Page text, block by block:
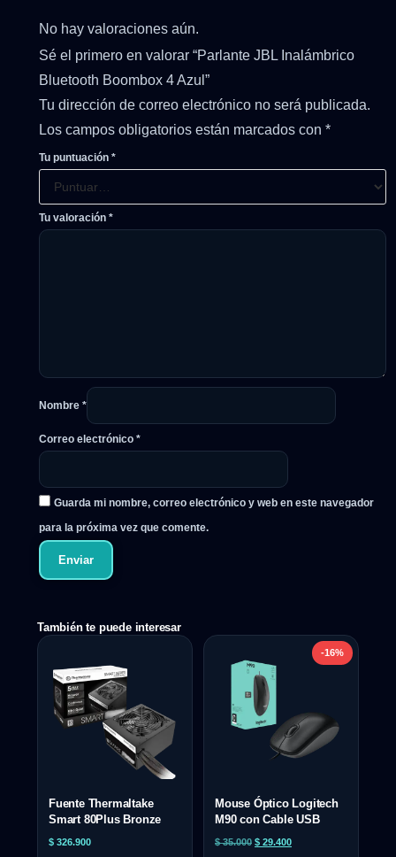
No hay valoraciones aún.
Sé el primero en valorar “Parlante JBL Inalámbrico
Bluetooth Boombox 4 Azul”
Tu dirección de correo electrónico no será publicada.
Los campos obligatorios están marcados con *
Tu puntuación *
Tu valoración *
Nombre *
Correo electrónico *
Guarda mi nombre, correo electrónico y web en este navegador
para la próxima vez que comente.
También te puede interesar
Fuente Thermaltake
Smart 80Plus Bronze
$ 326.900
-16%
Mouse Óptico Logitech
M90 con Cable USB
$35.000 $ 29.400